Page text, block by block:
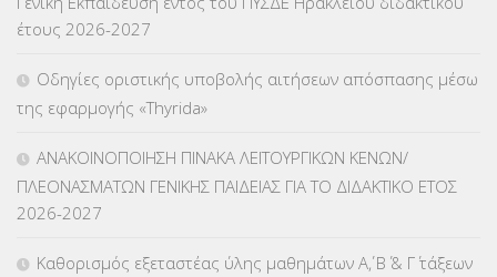
ΚΠπ- ΚΡΑΤΙΚΟ ΠΙΣΤΟΠΟΙΗΤΙΚΟ ΠΛΗΡΟΦΟΡΙΚΗΣ
ΛΟΙΠΑ(309)
ΜΕΤΑΘΕΣΕΙΣ-ΤΟΠΟΘΕΤΗΣΕΙΣ ΒΕΛΤΙΩΣΕΙΣ(319)
έτους 2026-2027
Οδηγίες οριστικής υποβολής αιτήσεων απόσπασης μέσω
της εφαρμογής «Thyrida»
ΑΝΑΚΟΙΝΟΠΟΙΗΣΗ ΠΙΝΑΚΑ ΛΕΙΤΟΥΡΓΙΚΩΝ ΚΕΝΩΝ/
ΠΛΕΟΝΑΣΜΑΤΩΝ ΓΕΝΙΚΗΣ ΠΑΙΔΕΙΑΣ ΓΙΑ ΤΟ ΔΙΔΑΚΤΙΚΟ ΕΤΟΣ
2026-2027
Καθορισμός εξεταστέας ύλης μαθημάτων Α΄, Β΄ & Γ΄ τάξεων